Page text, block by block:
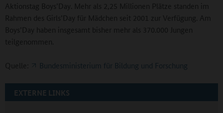
Aktionstag Boys’Day. Mehr als 2,25 Millionen Plätze standen im
Rahmen des Girls’Day für Mädchen seit 2001 zur Verfügung. Am
Boys’Day haben insgesamt bisher mehr als 370.000 Jungen
teilgenommen.
Quelle: Bundesministerium für Bildung und Forschung
EXTERNE LINKS